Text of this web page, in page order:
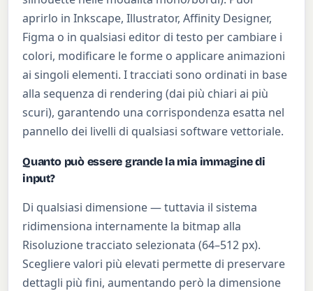
aprirlo in Inkscape, Illustrator, Affinity Designer,
Figma o in qualsiasi editor di testo per cambiare i
colori, modificare le forme o applicare animazioni
ai singoli elementi. I tracciati sono ordinati in base
alla sequenza di rendering (dai più chiari ai più
scuri), garantendo una corrispondenza esatta nel
pannello dei livelli di qualsiasi software vettoriale.
Quanto può essere grande la mia immagine di
input?
Di qualsiasi dimensione — tuttavia il sistema
ridimensiona internamente la bitmap alla
Risoluzione tracciato selezionata (64–512 px).
Scegliere valori più elevati permette di preservare
dettagli più fini, aumentando però la dimensione